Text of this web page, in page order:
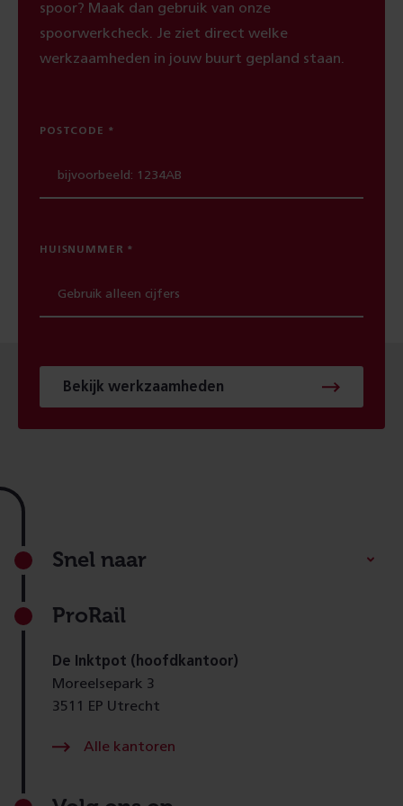
spoor? Maak dan gebruik van onze
spoorwerkcheck. Je ziet direct welke
werkzaamheden in jouw buurt gepland staan.
POSTCODE
HUISNUMMER
Bekijk werkzaamheden
Footer
Snel naar
ProRail
De Inktpot (hoofdkantoor)
Moreelsepark 3
3511 EP Utrecht
Alle kantoren